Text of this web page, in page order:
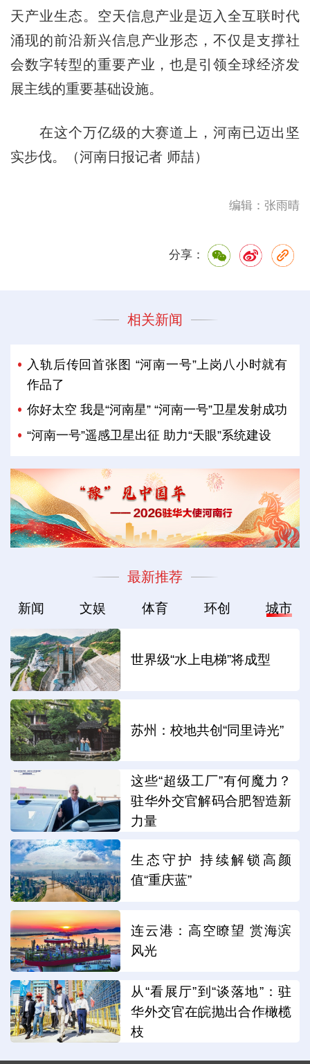
天产业生态。空天信息产业是迈入全互联时代
涌现的前沿新兴信息产业形态，不仅是支撑社
会数字转型的重要产业，也是引领全球经济发
展主线的重要基础设施。
在这个万亿级的大赛道上，河南已迈出坚
实步伐。（河南日报记者 师喆）
编辑：张雨晴
分享：
相关新闻
入轨后传回首张图 “河南一号”上岗八小时就有
作品了
你好太空 我是“河南星” “河南一号”卫星发射成功
“河南一号”遥感卫星出征 助力“天眼”系统建设
最新推荐
新闻 文娱 体育 环创 城市
世界级“水上电梯”将成型
苏州：校地共创“同里诗光”
这些“超级工厂”有何魔力？
驻华外交官解码合肥智造新
力量
生态守护 持续解锁高颜
值“重庆蓝”
连云港：高空瞭望 赏海滨
风光
从“看展厅”到“谈落地”：驻
华外交官在皖抛出合作橄榄
枝